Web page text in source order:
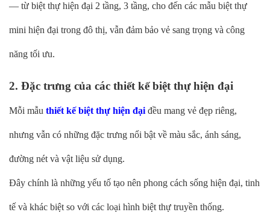
— từ biệt thự hiện đại 2 tầng, 3 tầng, cho đến các mẫu biệt thự
mini hiện đại trong đô thị, vẫn đảm bảo vẻ sang trọng và công
năng tối ưu.
2. Đặc trưng của các thiết kế biệt thự hiện đại
Mỗi mẫu thiết kế biệt thự hiện đạiđều mang vẻ đẹp riêng,
nhưng vẫn có những đặc trưng nổi bật về màu sắc, ánh sáng,
đường nét và vật liệu sử dụng.
Đây chính là những yếu tố tạo nên phong cách sống hiện đại, tinh
tế và khác biệt so với các loại hình biệt thự truyền thống.